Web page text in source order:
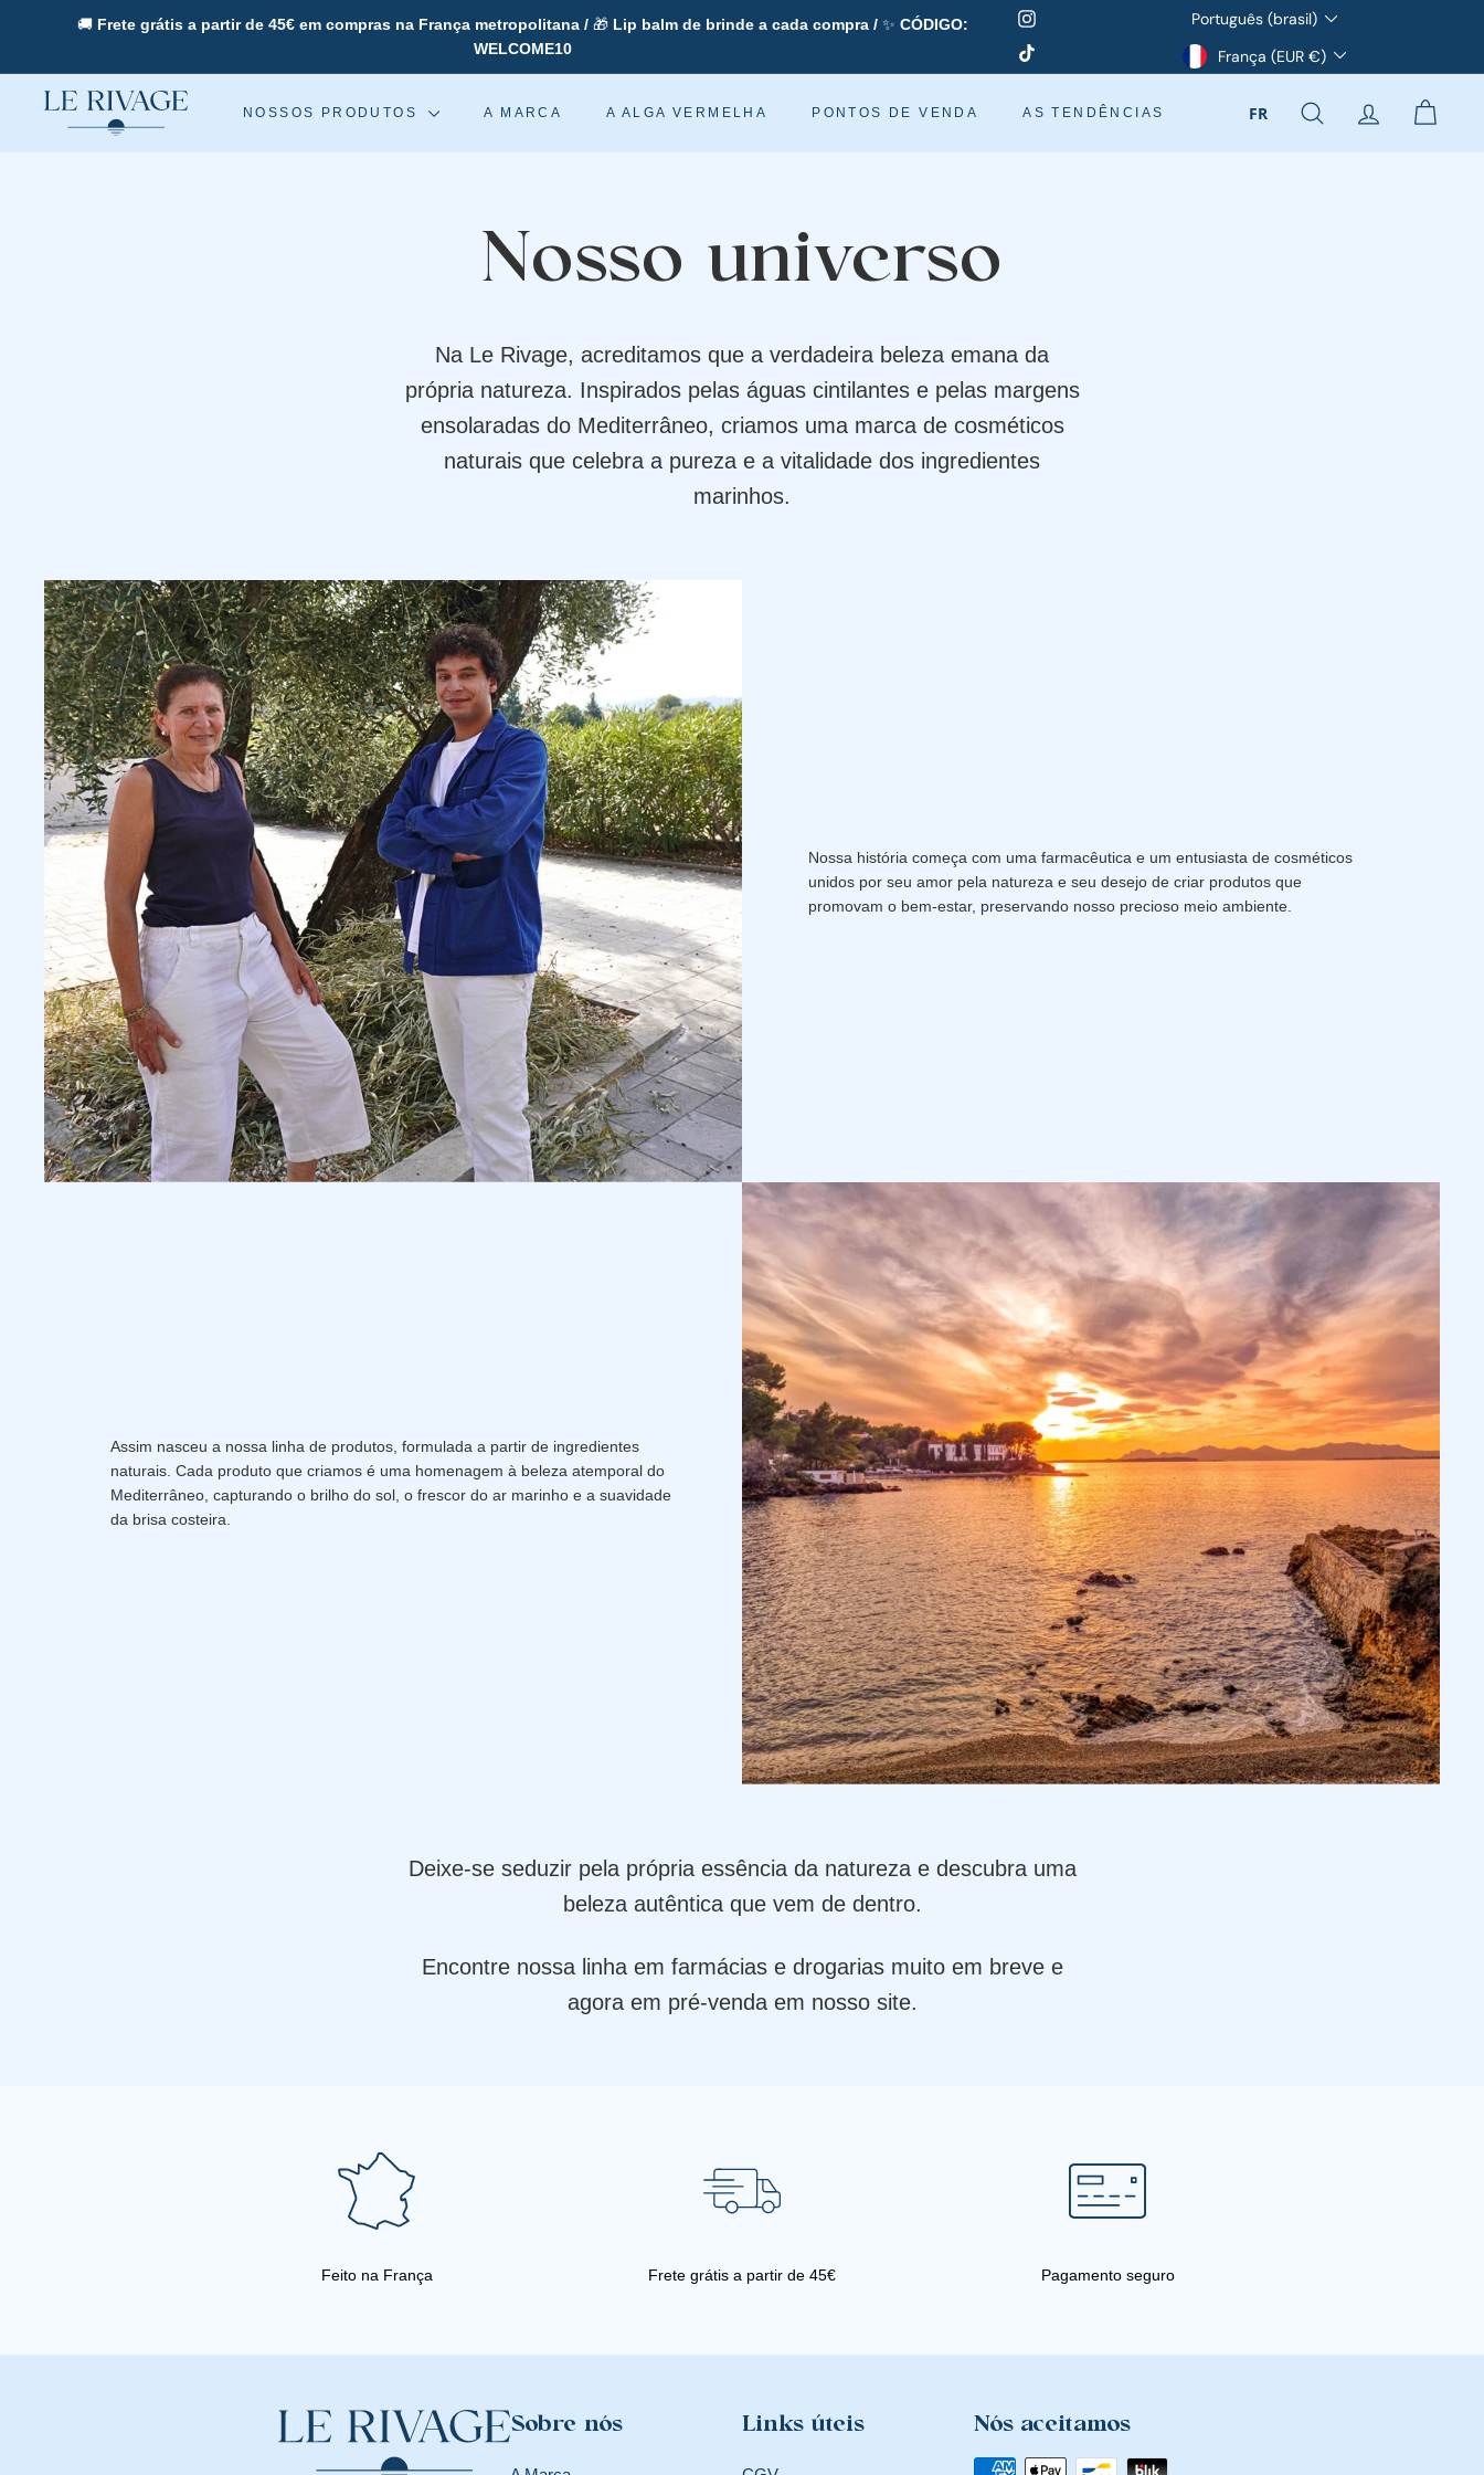
slideshow
pausa
🚚 Frete grátis a partir de 45€ em compras na França metropolitana / 🎁Lip balm de brinde a cada compra / ✨ CÓDIGO:
WELCOME10
Instagram
TikTok
Idioma
Português (brasil)
MoedaFrança (EUR €)
L NOSSOS PRODUTOS A MARCA A ALGA VERMELHA PONTOS DE VENDA AS TENDÊNCIAS FR PESQUISACONTA
Nosso universo
Na Le Rivage, acreditamos que a verdadeira beleza emana da
própria natureza. Inspirados pelas águas cintilantes e pelas margens
ensolaradas do Mediterrâneo, criamos uma marca de cosméticos
naturais que celebra a pureza e a vitalidade dos ingredientes
marinhos.
Nossa história começa com uma farmacêutica e um entusiasta de cosméticos
unidos por seu amor pela natureza e seu desejo de criar produtos que
promovam o bem-estar, preservando nosso precioso meio ambiente.
Assim nasceu a nossa linha de produtos, formulada a partir de ingredientes
naturais. Cada produto que criamos é uma homenagem à beleza atemporal do
Mediterrâneo, capturando o brilho do sol, o frescor do ar marinho e a suavidade
da brisa costeira.
Deixe-se seduzir pela própria essência da natureza e descubra uma
beleza autêntica que vem de dentro.
Encontre nossa linha em farmácias e drogarias muito em breve e
agora em pré-venda em nosso site.
Feito na França Frete grátis a partir de 45€ Pagamento seguro
Sobre nós Links úteis Nós aceitamos